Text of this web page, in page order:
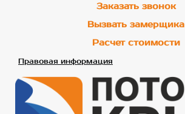
Заказать звонок
Вызвать замерщика
Расчет стоимости
Правовая информация